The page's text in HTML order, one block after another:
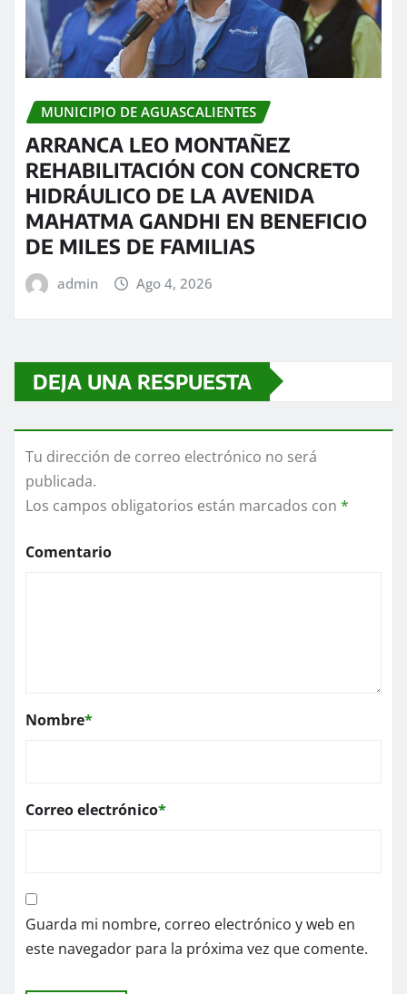
MUNICIPIO DE AGUASCALIENTES
ARRANCA LEO MONTAÑEZ
REHABILITACIÓN CON CONCRETO
HIDRÁULICO DE LA AVENIDA
MAHATMA GANDHI EN BENEFICIO
DE MILES DE FAMILIAS
admin Ago 4, 2026
DEJA UNA RESPUESTA
Tu dirección de correo electrónico no será
publicada.
Los campos obligatorios están marcados con *
Comentario
Nombre*
Correo electrónico*
Guarda mi nombre, correo electrónico y web en
este navegador para la próxima vez que comente.